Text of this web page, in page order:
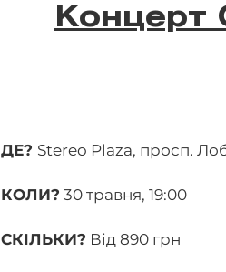
Концерт
ДЕ? Stereo Plaza, просп.
КОЛИ? 30 травня, 19:00
СКІЛЬКИ? Від 890 грн